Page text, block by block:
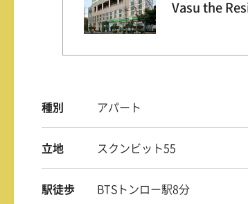
Vasu the
種別 アパート
立地 スクンビット55
駅徒歩 BTSトンロー駅8分